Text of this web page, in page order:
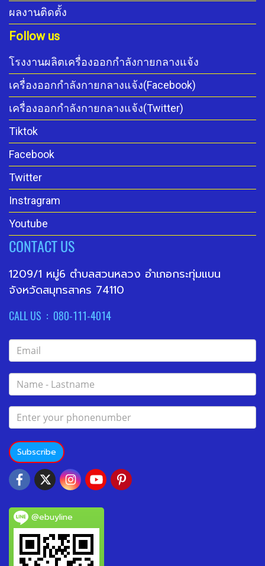
ผลงานติดตั้ง
Follow us
โรงงานผลิตเครื่องออกกำลังกายกลางแจ้ง
เครื่องออกกำลังกายกลางแจ้ง(Facebook)
เครื่องออกกำลังกายกลางแจ้ง(Twitter)
Tiktok
Facebook
Twitter
Instragram
Youtube
CONTACT US
1209/1 หมู่6 ตำบลสวนหลวง อำเภอกระทุ่มแบน
จังหวัดสมุทรสาคร 74110
CALL US : 080-111-4014
Subscribe
@ebuyline